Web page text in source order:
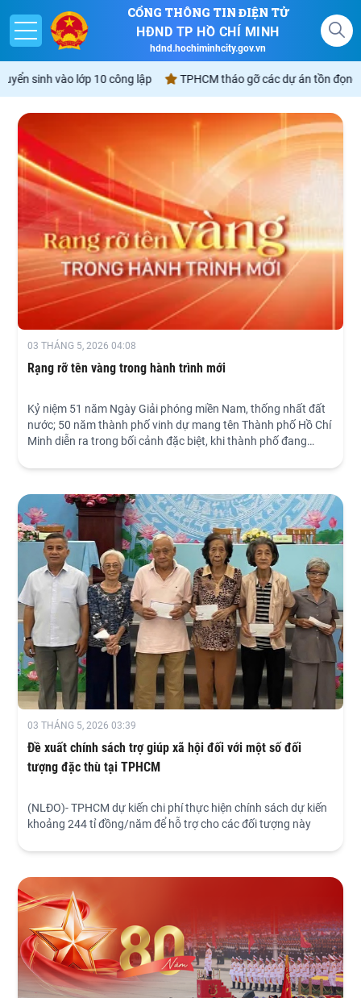
Giới thiệu
Nghị quyết
Lịch
Góp ý - Phản ánh
Không gian văn hóa Hồ Chí Minh
CỔNG THÔNG TIN ĐIỆN TỬ
HĐND TP HỒ CHÍ MINH
hdnd.hochiminhcity.gov.vn
vào lớp 10 công lập TPHCM tháo gỡ các dự án tồn đọng sẽ “được
03 THÁNG 5, 2026 04:08
Rạng rỡ tên vàng trong hành trình mới
Kỷ niệm 51 năm Ngày Giải phóng miền Nam, thống nhất đất
nước; 50 năm thành phố vinh dự mang tên Thành phố Hồ Chí
Minh diễn ra trong bối cảnh đặc biệt, khi thành phố đang
vọng lớn. Đây cũng là dịp quan trọng để chúng ta nhìn lại lịch
nhiệm của hiện tại đối với tương lai.
03 THÁNG 5, 2026 03:39
Đề xuất chính sách trợ giúp xã hội đối với một số đối
tượng đặc thù tại TPHCM
(NLĐO)- TPHCM dự kiến chi phí thực hiện chính sách dự kiến
khoảng 244 tỉ đồng/năm để hỗ trợ cho các đối tượng này